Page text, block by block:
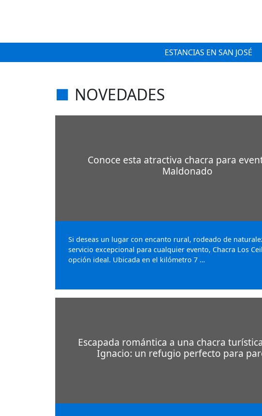
ESTANCIAS EN SAN JOSÉ
NOVEDADES
Conoce esta atractiva chacra para
Maldonado
Si deseas un lugar con encanto rural, rodeado de
servicio excepcional para cualquier evento, Chacra Los
opción ideal. Ubicada en el kilómetro 7 …
Escapada romántica a una chacra
Ignacio: un refugio perfecto para